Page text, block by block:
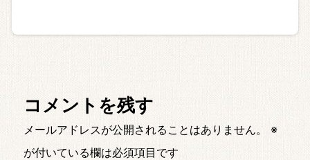
コメントを残す
メールアドレスが公開されることはありません。
※
が付いている欄は必須項目です